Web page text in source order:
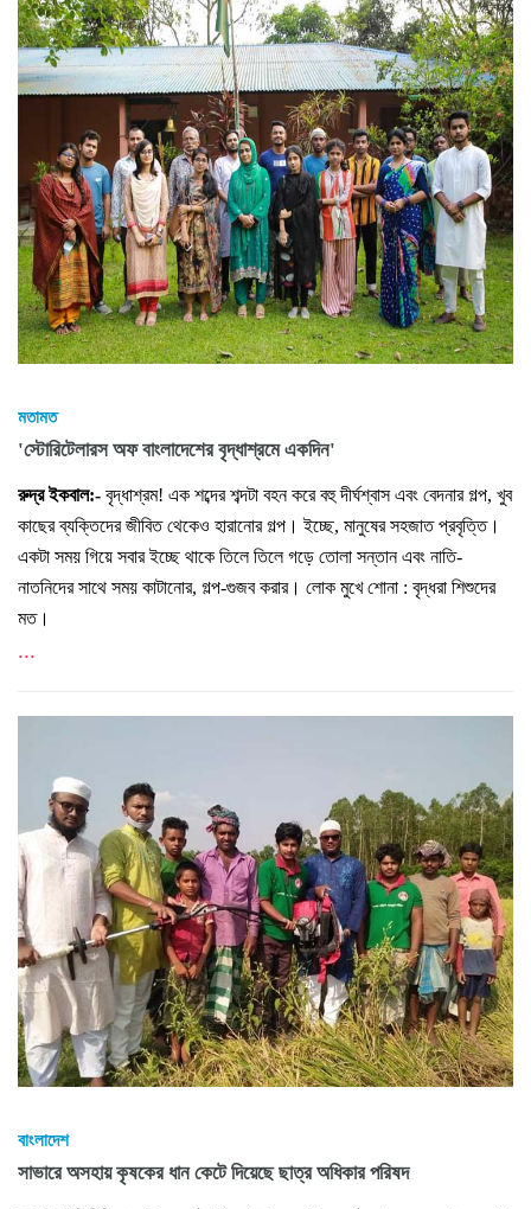
মতামত
'স্টোরিটেলারস অফ বাংলাদেশের বৃদ্ধাশ্রমে একদিন'
রুদ্র ইকবাল:- বৃদ্ধাশ্রম! এক শব্দের শব্দটা বহন করে বহু দীর্ঘশ্বাস এবং বেদনার গল্প, খুব
কাছের ব্যক্তিদের জীবিত থেকেও হারানোর গল্প। ইচ্ছে, মানুষের সহজাত প্রবৃত্তি।
একটা সময় গিয়ে সবার ইচ্ছে থাকে তিলে তিলে গড়ে তোলা সন্তান এবং নাতি-
নাতনিদের সাথে সময় কাটানোর, গল্প-গুজব করার। লোক মুখে শোনা : বৃদ্ধরা শিশুদের
মত।
...
বাংলাদেশ
সাভারে অসহায় কৃষকের ধান কেটে দিয়েছে ছাত্র অধিকার পরিষদ